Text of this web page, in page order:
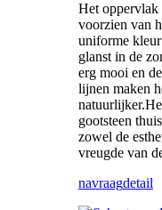
Het oppervlak
voorzien van
uniforme
glanst in de
erg mooi en
lijnen maken
gootsteen
zowel de
vreugde van
navraagdetail